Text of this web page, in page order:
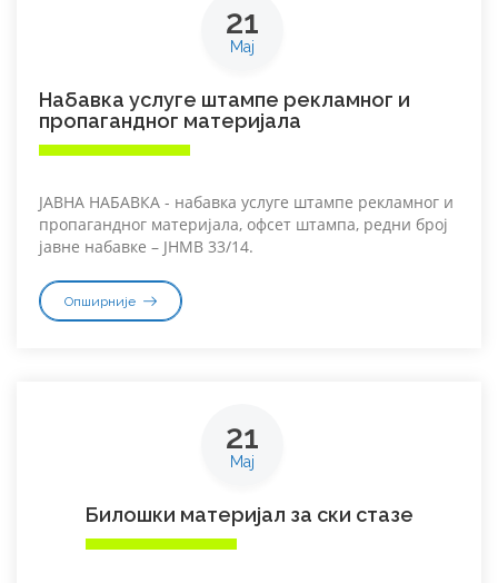
21
Мај
Набавка услуге штампе рекламног и
пропагандног материјала
ЈАВНА НАБАВКА - набавка услуге штампе рекламног и
пропагандног материјала, офсет штампа, редни број
јавне набавке – ЈНМВ 33/14.
Опширније
21
Мај
Билошки материјал за ски стазе